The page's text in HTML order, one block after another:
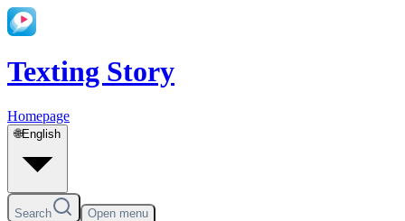
Texting Story
Homepage
🌐English
Search Open menu